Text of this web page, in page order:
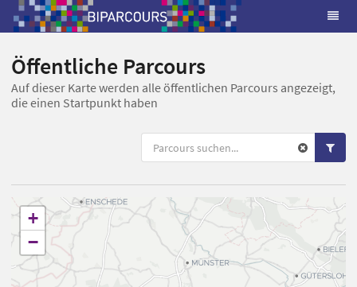
Öffentliche Parcours
Auf dieser Karte werden alle öffentlichen Parcours angezeigt,
die einen Startpunkt haben
+
−